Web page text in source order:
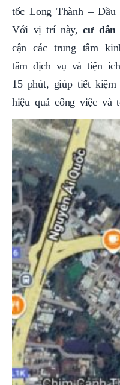
tốc Long Thành –
Với vị trí này,cư dân
cận các trung tâm
tâm dịch vụ và tiện
15 phút, giúp tiết
hiệu quả công việc và